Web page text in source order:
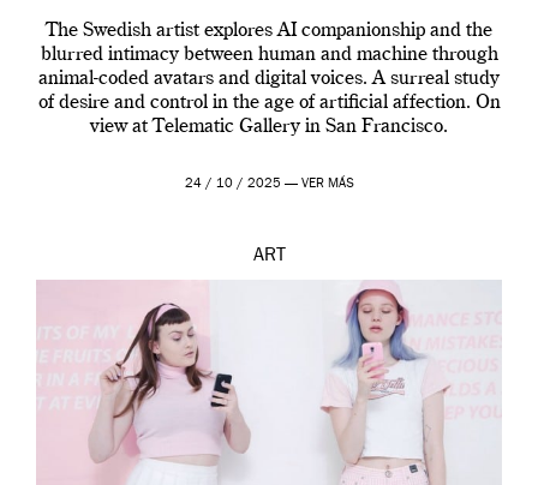
The Swedish artist explores AI companionship and the
blurred intimacy between human and machine through
animal-coded avatars and digital voices. A surreal study
of desire and control in the age of artificial affection. On
view at Telematic Gallery in San Francisco.
24 / 10 / 2025 — VER MÁS
ART